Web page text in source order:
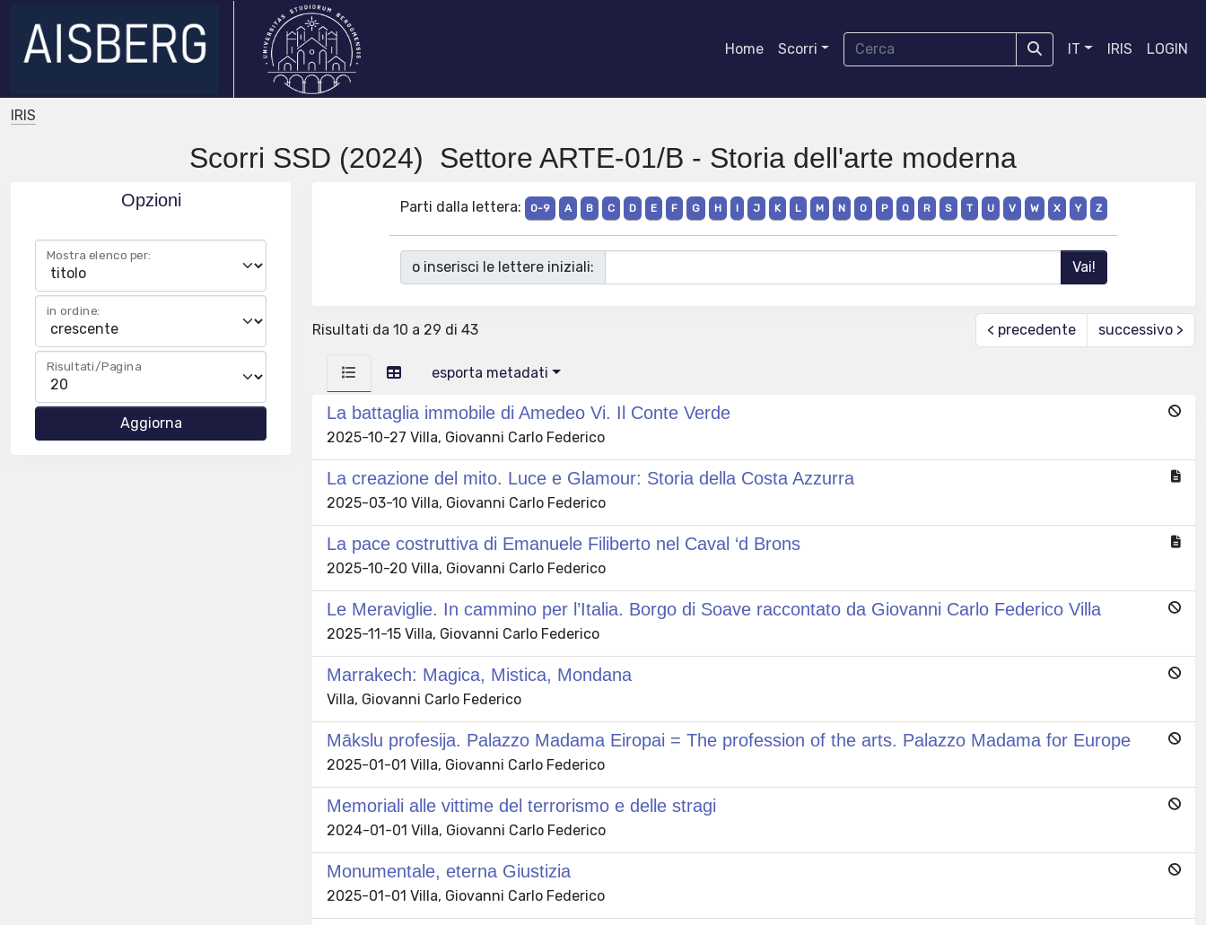
Home Scorri IT IRIS LOGIN
IRIS
Scorri SSD (2024) Settore ARTE-01/B - Storia dell'arte moderna
Opzioni
Mostra elenco per:
in ordine:
Risultati/Pagina
Parti dalla lettera: 0-9 A B C D E F G H I J K L M N O P Q R S T U V W X Y Z
o inserisci le lettere iniziali:
Risultati da 10 a 29 di 43 < precedente successivo >
esporta metadati
La battaglia immobile di Amedeo Vi. Il Conte Verde
2025-10-27 Villa, Giovanni Carlo Federico
La creazione del mito. Luce e Glamour: Storia della Costa Azzurra
2025-03-10 Villa, Giovanni Carlo Federico
La pace costruttiva di Emanuele Filiberto nel Caval ‘d Brons
2025-10-20 Villa, Giovanni Carlo Federico
Le Meraviglie. In cammino per l’Italia. Borgo di Soave raccontato da Giovanni Carlo Federico Villa
2025-11-15 Villa, Giovanni Carlo Federico
Marrakech: Magica, Mistica, Mondana
Villa, Giovanni Carlo Federico
Mākslu profesija. Palazzo Madama Eiropai = The profession of the arts. Palazzo Madama for Europe
2025-01-01 Villa, Giovanni Carlo Federico
Memoriali alle vittime del terrorismo e delle stragi
2024-01-01 Villa, Giovanni Carlo Federico
Monumentale, eterna Giustizia
2025-01-01 Villa, Giovanni Carlo Federico